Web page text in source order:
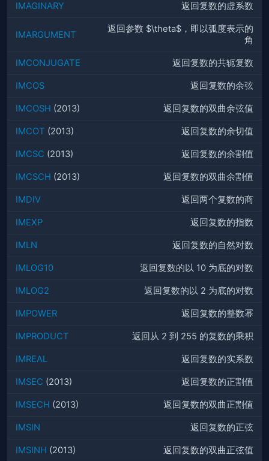
IMAGINARY 返回复数的虚系数
IMARGUMENT
返回参数 $\theta$，即以弧度表示的
角
IMCONJUGATE 返回复数的共轭复数
IMCOS 返回复数的余弦
IMCOSH (2013) 返回复数的双曲余弦值
IMCOT (2013) 返回复数的余切值
IMCSC (2013) 返回复数的余割值
IMCSCH (2013) 返回复数的双曲余割值
IMDIV 返回两个复数的商
IMEXP 返回复数的指数
IMLN 返回复数的自然对数
IMLOG10 返回复数的以 10 为底的对数
IMLOG2 返回复数的以 2 为底的对数
IMPOWER 返回复数的整数幂
IMPRODUCT 返回从 2 到 255 的复数的乘积
IMREAL 返回复数的实系数
IMSEC (2013) 返回复数的正割值
IMSECH (2013) 返回复数的双曲正割值
IMSIN 返回复数的正弦
IMSINH (2013) 返回复数的双曲正弦值